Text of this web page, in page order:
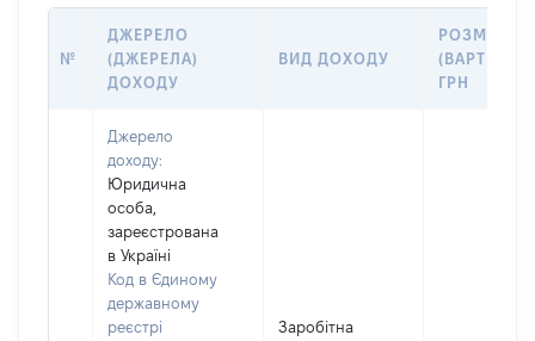
№
ДЖЕРЕЛО
(ДЖЕРЕЛА)
ДОХОДУ
ВИД ДОХОДУ
РОЗМІР
(ВАРТІСТЬ),
ГРН
Джерело
доходу:
Юридична
особа,
зареєстрована
в Україні
Код в Єдиному
державному
реєстрі
Заробітна